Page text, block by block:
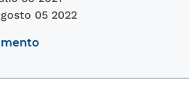
05 2022